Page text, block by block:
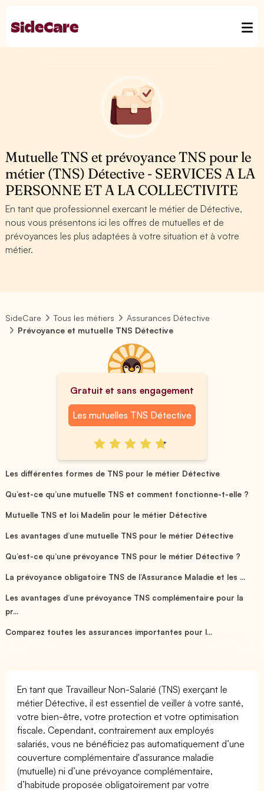
Mutuelle TNS et prévoyance TNS pour le
métier (TNS) Détective - SERVICES A LA
PERSONNE ET A LA COLLECTIVITE
En tant que professionnel exercant le métier de Détective,
nous vous présentons ici les offres de mutuelles et de
prévoyances les plus adaptées à votre situation et à votre
métier.
SideCare Tous les métiers
Assurances Détective
Prévoyance et mutuelle TNS Détective
Gratuit et sans engagement
Les mutuelles TNS Détective
Les différentes formes de TNS pour le métier Détective
Qu’est-ce qu’une mutuelle TNS et comment fonctionne-t-elle ?
Mutuelle TNS et loi Madelin pour le métier Détective
Les avantages d’une mutuelle TNS pour le métier Détective
Qu’est-ce qu’une prévoyance TNS pour le métier Détective ?
La prévoyance obligatoire TNS de l’Assurance Maladie et les ...
Les avantages d’une prévoyance TNS complémentaire pour la
pr...
Comparez toutes les assurances importantes pour l...
En tant que Travailleur Non-Salarié (TNS) exerçant le
métier Détective, il est essentiel de veiller à votre santé,
votre bien-être, votre protection et votre optimisation
fiscale. Cependant, contrairement aux employés
salariés, vous ne bénéficiez pas automatiquement d’une
couverture complémentaire d'assurance maladie
(mutuelle) ni d’une prévoyance complémentaire,
d’habitude proposée obligatoirement par votre